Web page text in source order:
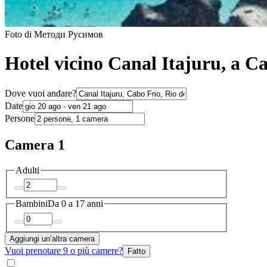
Foto di Методи Русимов
Hotel vicino Canal Itajuru, a
Dove vuoi andare?
Date
Persone
Camera 1
Adulti
BambiniDa 0 a 17 anni
Aggiungi un’altra camera
Vuoi prenotare 9 o più camere? Fatto